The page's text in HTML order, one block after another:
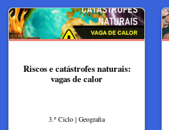
Riscos e catástrofes naturais:
vagas de calor
3.º Ciclo | Geografia